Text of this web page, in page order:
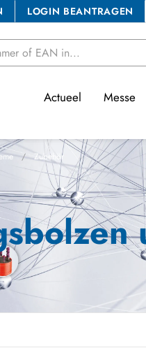
LOGIN BEANTRAGEN
Actueel Messe
Zubehör